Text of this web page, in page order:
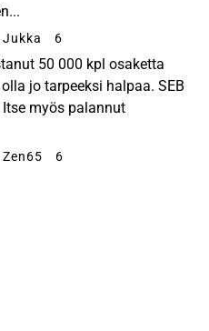
Jukka 6
50 000 kpl osaketta
jo tarpeeksi halpaa. SEB
myös palannut
Zen65 6